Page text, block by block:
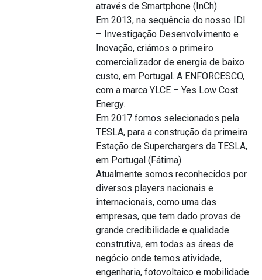
através de Smartphone (InCh).
Em 2013, na sequência do nosso IDI
– Investigação Desenvolvimento e
Inovação, criámos o primeiro
comercializador de energia de baixo
custo, em Portugal. A ENFORCESCO,
com a marca YLCE – Yes Low Cost
Energy.
Em 2017 fomos selecionados pela
TESLA, para a construção da primeira
Estação de Superchargers da TESLA,
em Portugal (Fátima).
Atualmente somos reconhecidos por
diversos players nacionais e
internacionais, como uma das
empresas, que tem dado provas de
grande credibilidade e qualidade
construtiva, em todas as áreas de
negócio onde temos atividade,
engenharia, fotovoltaico e mobilidade